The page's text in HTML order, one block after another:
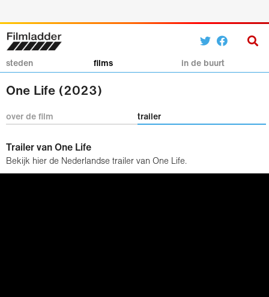
steden films in de buurt
One Life (2023)
over de film trailer
Trailer van One Life
Bekijk hier de Nederlandse trailer van One Life.